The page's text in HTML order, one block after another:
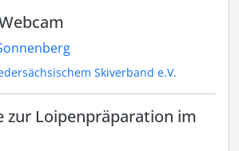
Skiverband e.V.
zur Loipenpräparation im